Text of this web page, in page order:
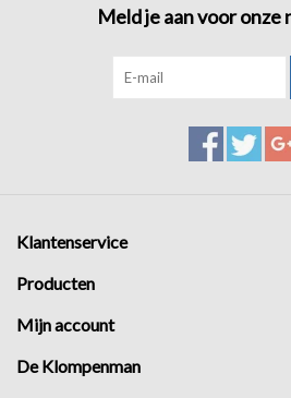
Meld je aan voor
Klantenservice
Producten
Mijn account
De Klompenman